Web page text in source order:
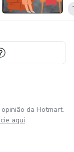
da Hotmart.
aqui